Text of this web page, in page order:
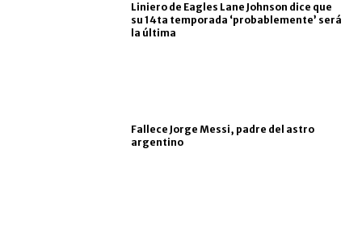
Liniero de Eagles Lane Johnson dice que
su 14ta temporada ‘probablemente’ será
la última
Fallece Jorge Messi, padre del astro
argentino